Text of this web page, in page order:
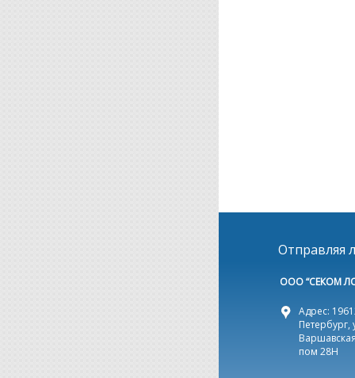
Отправляя
ООО “СЕКОМ
Адрес:
Петербург,
пом 28Н